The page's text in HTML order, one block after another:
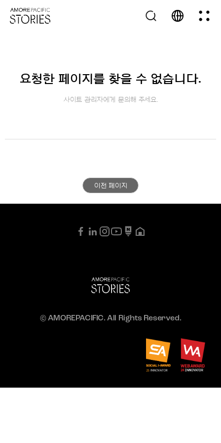
요청한 페이지를 찾을 수 없습니다.
사이트 관리자에게 문의해 주세요.
이전 페이지
© AMOREPACIFIC. All Rights Reserved.